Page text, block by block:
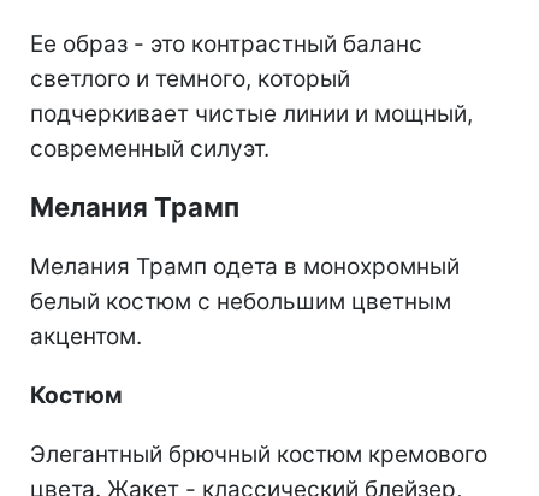
Ее образ - это контрастный баланс
светлого и темного, который
подчеркивает чистые линии и мощный,
современный силуэт.
Мелания Трамп
Мелания Трамп одета в монохромный
белый костюм с небольшим цветным
акцентом.
Костюм
Элегантный брючный костюм кремового
цвета. Жакет - классический блейзер,